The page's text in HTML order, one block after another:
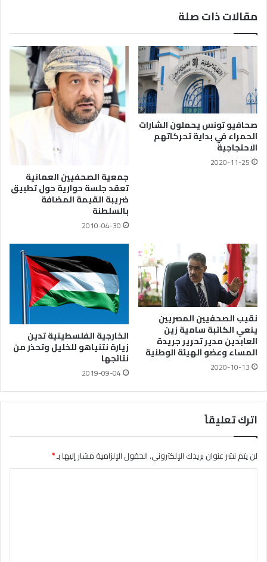
مقالات ذات صلة
صحافيو تونس يحملون الشارات
الحمراء في بداية تحركاتهم
الاحتجاجية
2020-11-25
جمعية الصحفيين العمانية
تعقد جلسة حوارية حول تطبيق
ضريبة القيمة المضافة
بالسلطنة
2010-04-30
نقيب الصحفيين المصريين
ينعي الكاتبة سامية زين
العابدين مدير تحرير جريدة
المساء وعضو الهيئة الوطنية
2020-10-13
الخارجية الفلسطينية تدين
زيارة نتنياهو للخليل وتحذر من
نتائجها
2019-09-04
اترك تعليقاً
لن يتم نشر عنوان بريدك الإلكتروني.الحقول الإلزامية مشار إليها بـ*